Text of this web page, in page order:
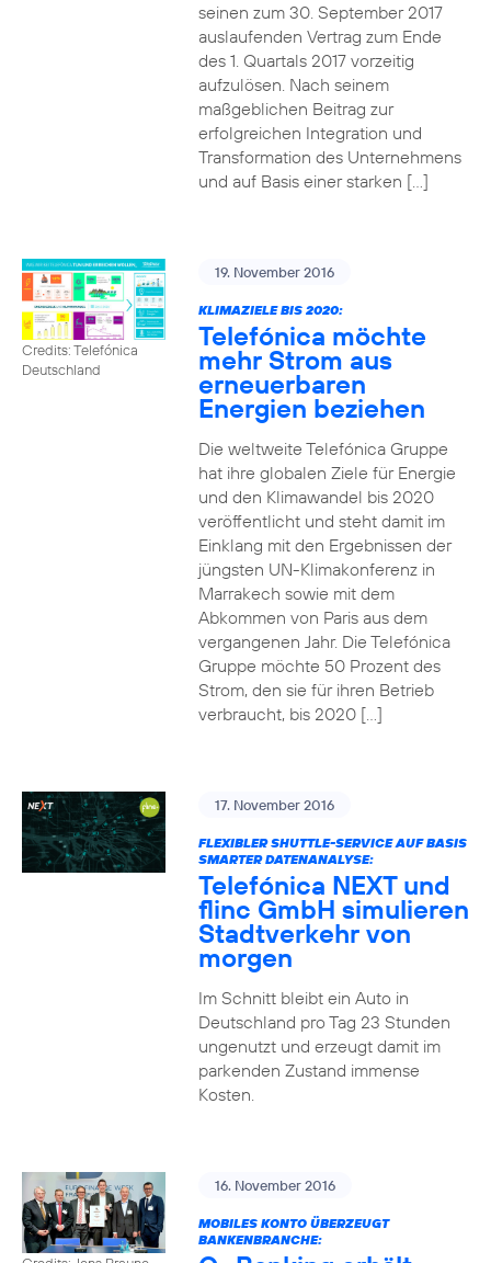
seinen zum 30. September 2017
auslaufenden Vertrag zum Ende
des 1. Quartals 2017 vorzeitig
aufzulösen. Nach seinem
maßgeblichen Beitrag zur
erfolgreichen Integration und
Transformation des Unternehmens
und auf Basis einer starken […]
Credits: Telefónica
Deutschland
19. November 2016
KLIMAZIELE BIS 2020:
Telefónica möchte
mehr Strom aus
erneuerbaren
Energien beziehen
Die weltweite Telefónica Gruppe
hat ihre globalen Ziele für Energie
und den Klimawandel bis 2020
veröffentlicht und steht damit im
Einklang mit den Ergebnissen der
jüngsten UN-Klimakonferenz in
Marrakech sowie mit dem
Abkommen von Paris aus dem
vergangenen Jahr. Die Telefónica
Gruppe möchte 50 Prozent des
Strom, den sie für ihren Betrieb
verbraucht, bis 2020 […]
17. November 2016
FLEXIBLER SHUTTLE-SERVICE AUF BASIS
SMARTER DATENANALYSE:
Telefónica NEXT und
flinc GmbH simulieren
Stadtverkehr von
morgen
Im Schnitt bleibt ein Auto in
Deutschland pro Tag 23 Stunden
ungenutzt und erzeugt damit im
parkenden Zustand immense
Kosten.
16. November 2016
MOBILES KONTO ÜBERZEUGT
BANKENBRANCHE: